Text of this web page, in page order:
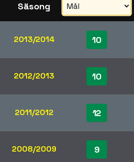
Säsong
2013/2014 10
2012/2013 10
2011/2012 12
2008/2009 9